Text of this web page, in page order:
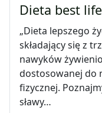
Dieta best
„Dieta lepszego
składający się z
nawyków
dostosowanej do
fizycznej.
sławy…